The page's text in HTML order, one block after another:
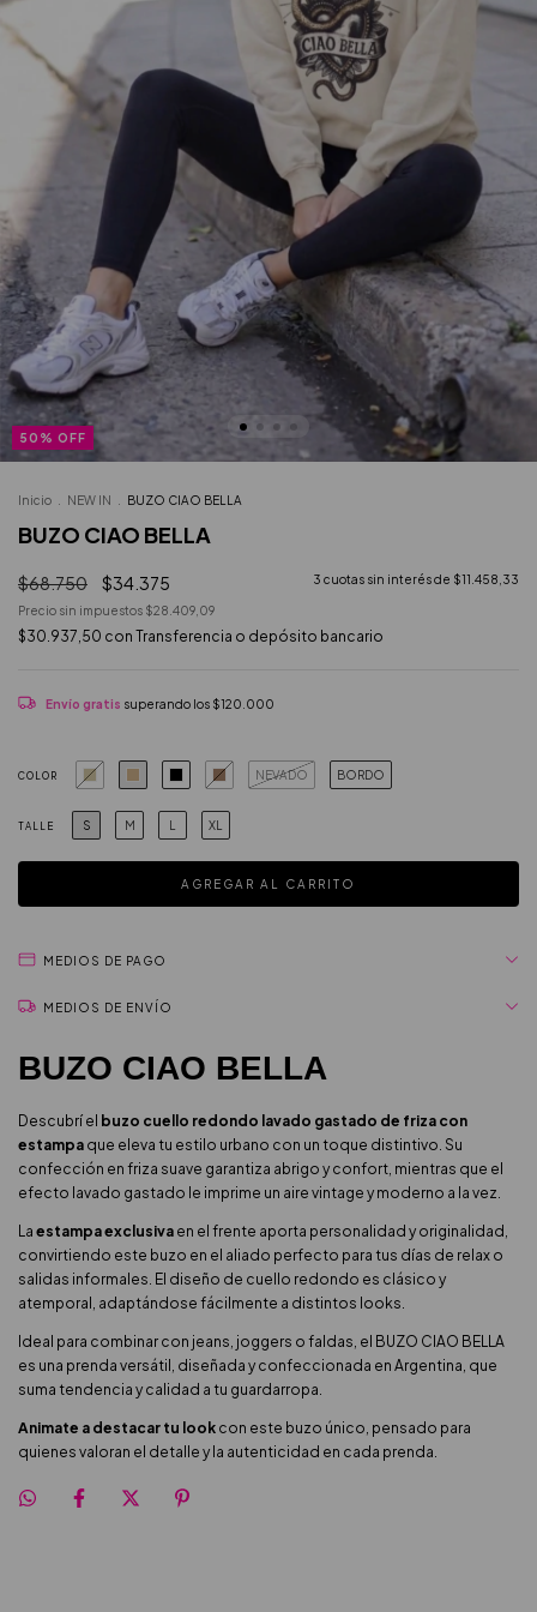
50 % OFF
Inicio NEW IN BUZO CIAO BELLA
BUZO CIAO BELLA
$68.750 $34.375 3 cuotas sin interés de $11.458,33
Precio sin impuestos $28.409,09
$30.937,50 con Transferencia o depósito bancario
Envío gratis superando los $120.000
COLOR NEVADO BORDO
TALLE S M L XL
MEDIOS DE PAGO
MEDIOS DE ENVÍO
BUZO CIAO BELLA
Descubrí el buzo cuello redondo lavado gastado de friza con
estampa que eleva tu estilo urbano con un toque distintivo. Su
confección en friza suave garantiza abrigo y confort, mientras que el
efecto lavado gastado le imprime un aire vintage y moderno a la vez.
La estampa exclusiva en el frente aporta personalidad y originalidad,
convirtiendo este buzo en el aliado perfecto para tus días de relax o
salidas informales. El diseño de cuello redondo es clásico y
atemporal, adaptándose fácilmente a distintos looks.
Ideal para combinar con jeans, joggers o faldas, el BUZO CIAO BELLA
es una prenda versátil, diseñada y confeccionada en Argentina, que
suma tendencia y calidad a tu guardarropa.
Animate a destacar tu look con este buzo único, pensado para
quienes valoran el detalle y la autenticidad en cada prenda.